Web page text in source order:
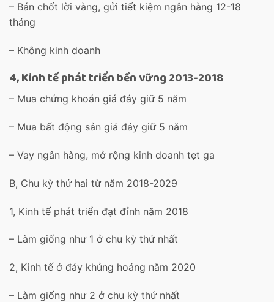
– Bán chốt lời vàng, gửi tiết kiệm ngân hàng 12-18
tháng
– Không kinh doanh
4, Kinh tế phát triển bền vững 2013-2018
– Mua chứng khoán giá đáy giữ 5 năm
– Mua bất động sản giá đáy giữ 5 năm
– Vay ngân hàng, mở rộng kinh doanh tẹt ga
B, Chu kỳ thứ hai từ năm 2018-2029
1, Kinh tế phát triển đạt đỉnh năm 2018
– Làm giống như 1 ở chu kỳ thứ nhất
2, Kinh tế ở đáy khủng hoảng năm 2020
– Làm giống như 2 ở chu kỳ thứ nhất